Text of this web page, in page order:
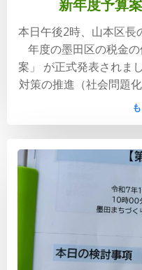
新年度予算
本日午後2時、山本区長
年度の墨田区の税金
案」 が正式発表されま
対策の推進（社会問題